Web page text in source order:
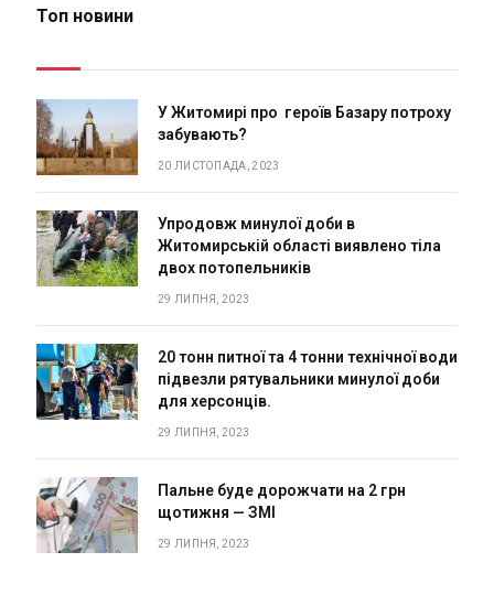
Топ новини
У Житомирі про героїв Базару потроху
забувають?
20 ЛИСТОПАДА, 2023
Упродовж минулої доби в
Житомирській області виявлено тіла
двох потопельників
29 ЛИПНЯ, 2023
20 тонн питної та 4 тонни технічної води
підвезли рятувальники минулої доби
для херсонців.
29 ЛИПНЯ, 2023
Пальне буде дорожчати на 2 грн
щотижня — ЗМІ
29 ЛИПНЯ, 2023